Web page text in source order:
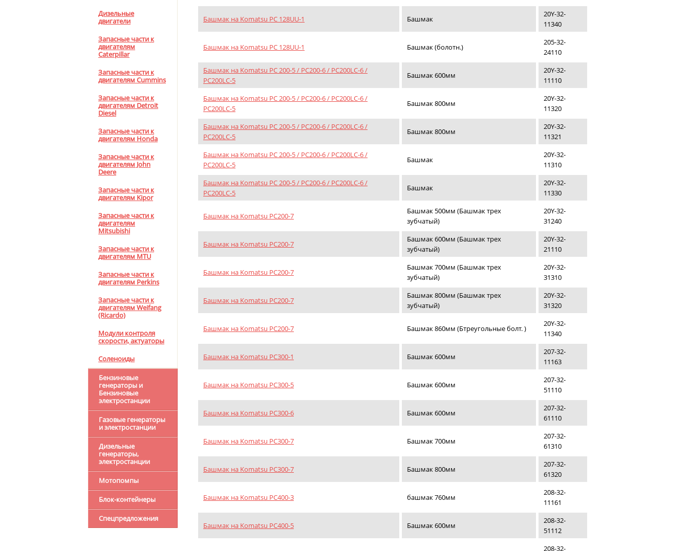
Дизельные
двигатели
Запасные части к
двигателям
Caterpillar
Запасные части к
двигателям Cummins
Запасные части к
двигателям Detroit
Diesel
Запасные части к
двигателям Honda
Запасные части к
двигателям John
Deere
Запасные части к
двигателям Kipor
Запасные части к
двигателям
Mitsubishi
Запасные части к
двигателям MTU
Запасные части к
двигателям Perkins
Запасные части к
двигателям Weifang
(Ricardo)
Модули контроля
скорости, актуаторы
Соленоиды
Бензиновые
генераторы и
Бензиновые
электростанции
Газовые генераторы
и электростанции
Дизельные
генераторы,
электростанции
Мотопомпы
Блок-контейнеры
Спецпредложения
Башмак на Komatsu PC 128UU-1 Башмак
20Y-32-
11340
Башмак на Komatsu PC 128UU-1 Башмак (болотн.)
205-32-
24110
Башмак на Komatsu PC 200-5 / PC200-6 / PC200LC-6 /
PC200LC-5
Башмак 600мм
20Y-32-
11110
Башмак на Komatsu PC 200-5 / PC200-6 / PC200LC-6 /
PC200LC-5
Башмак 800мм
20Y-32-
11320
Башмак на Komatsu PC 200-5 / PC200-6 / PC200LC-6 /
PC200LC-5
Башмак 800мм
20Y-32-
11321
Башмак на Komatsu PC 200-5 / PC200-6 / PC200LC-6 /
PC200LC-5
Башмак
20Y-32-
11310
Башмак на Komatsu PC 200-5 / PC200-6 / PC200LC-6 /
PC200LC-5
Башмак
20Y-32-
11330
Башмак на Komatsu PC200-7
Башмак 500мм (Башмак трех
зубчатый)
20Y-32-
31240
Башмак на Komatsu PC200-7
Башмак 600мм (Башмак трех
зубчатый)
20Y-32-
21110
Башмак на Komatsu PC200-7
Башмак 700мм (Башмак трех
зубчатый)
20Y-32-
31310
Башмак на Komatsu PC200-7
Башмак 800мм (Башмак трех
зубчатый)
20Y-32-
31320
Башмак на Komatsu PC200-7 Башмак 860мм (Бтреугольные болт. )
20Y-32-
11340
Башмак на Komatsu PC300-1 Башмак 600мм
207-32-
11163
Башмак на Komatsu PC300-5 Башмак 600мм
207-32-
51110
Башмак на Komatsu PC300-6 Башмак 600мм
207-32-
61110
Башмак на Komatsu PC300-7 Башмак 700мм
207-32-
61310
Башмак на Komatsu PC300-7 Башмак 800мм
207-32-
61320
Башмак на Komatsu PC400-3 башмак 760мм
208-32-
11161
Башмак на Komatsu PC400-5 Башмак 600мм
208-32-
51112
208-32-